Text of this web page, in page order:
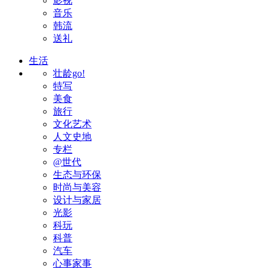
音乐
韩流
送礼
生活
壮龄go!
特写
美食
旅行
文化艺术
人文史地
专栏
@世代
生态与环保
时尚与美容
设计与家居
光影
科玩
科普
汽车
心事家事